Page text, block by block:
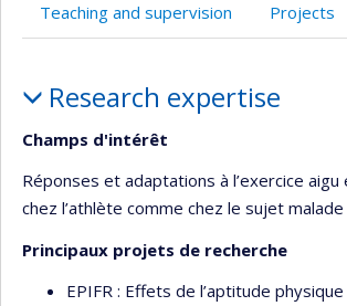
Teaching and supervision Projects
Research expertise
Champs d'intérêt
Réponses et adaptations à l’exercice aigu
chez l’athlète comme chez le sujet malade
Principaux projets de recherche
EPIFR : Effets de l’aptitude